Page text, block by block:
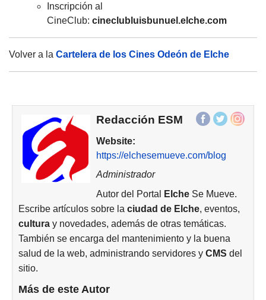
Inscripción al
CineClub: cineclubluisbunuel.elche.com
Volver a la Cartelera de los Cines Odeón de Elche
Redacción ESM
Website:
https://elchesemueve.com/blog
Administrador
Autor del Portal
ElcheSe Mueve.
Escribe artículos sobre la ciudad de Elche, eventos,
cultura y novedades, además de otras temáticas.
También se encarga del mantenimiento y la buena
salud de la web, administrando servidores y CMS del
sitio.
Más de este Autor